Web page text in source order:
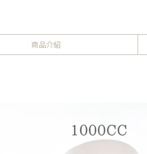
商品介紹